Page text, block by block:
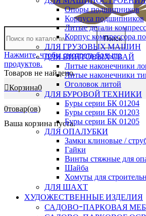
Поиск
Нажмите, чтобы смотреть больше
продуктов.
Товаров не найдено.
Корзина0
0товар(ов)
Ваша корзина пуста.
Опоры подшипников
Корпуса подшипников
Литые детали
Корпус компрессора
ДЛЯ ГРУЗОВЫХ МАШИН
ДЛЯ ВИНТОВЫХ СВАЙ
Литые наконечники
Литые наконечники
Оголовок литой
ДЛЯ БУРОВОЙ ТЕХНИКИ
Буры серии БК 01204
Буры серии БК 01203
Буры серии БК 01205
ДЛЯ ОПАЛУБКИ
Замки клиновые /
Гайки
Винты стяжные для
Шайба
Хомуты для
ДЛЯ ШАХТ
ХУДОЖЕСТВЕННЫЕ ИЗДЕЛИЯ
САДОВО-ПАРКОВАЯ